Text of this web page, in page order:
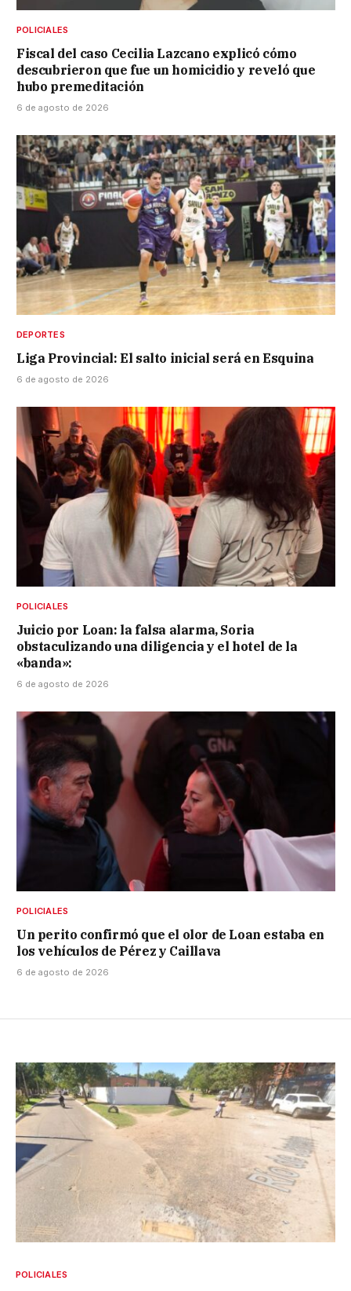
POLICIALES
Fiscal del caso Cecilia Lazcano explicó cómo
descubrieron que fue un homicidio y reveló que
hubo premeditación
6 de agosto de 2026
DEPORTES
Liga Provincial: El salto inicial será en Esquina
6 de agosto de 2026
POLICIALES
Juicio por Loan: la falsa alarma, Soria
obstaculizando una diligencia y el hotel de la
«banda»:
6 de agosto de 2026
POLICIALES
Un perito confirmó que el olor de Loan estaba en
los vehículos de Pérez y Caillava
6 de agosto de 2026
POLICIALES